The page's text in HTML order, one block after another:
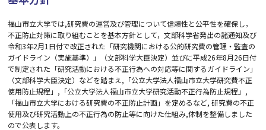
福山市立大学では,研究費の運営及び管理について信頼性と公平性を確保し，
不正防止対策に取り組むことを基本方針として，文部科学省発出の諸通知及び
令和3年2月1日付で改正された「研究機関における公的研究費の管理・監査の
ガイドライン（実施基準）」（文部科学大臣決定）並びに平成26年8月26日付
で制定された「研究活動における不正行為への対応等に関するガイドライン」
（文部科学大臣決定）などを踏まえ,「公立大学法人福山市立大学研究費不正
使用防止規程」,「公立大学法人福山市立大学研究活動不正行為防止規程」,
「福山市立大学における研究費の不正防止計画」を定めるなど, 研究費の不正
使用及び研究活動上の不正行為の防止等に向けた仕組み,体制を整備しました
ので公表します。